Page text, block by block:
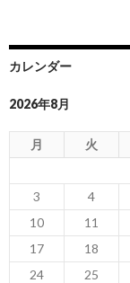
カレンダー
2026年8月
月 火
3
4
10
11
17
18
24
25